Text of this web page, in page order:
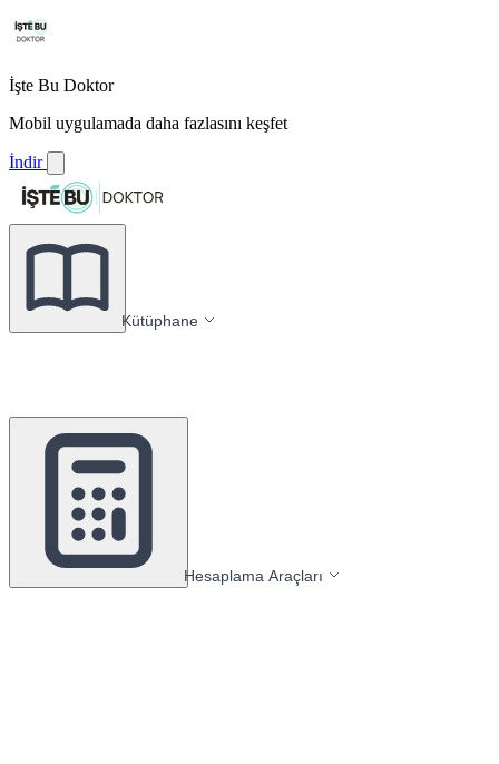
İşte Bu Doktor
Mobil uygulamada daha fazlasını keşfet
İndir
Kütüphane
Hesaplama Araçları